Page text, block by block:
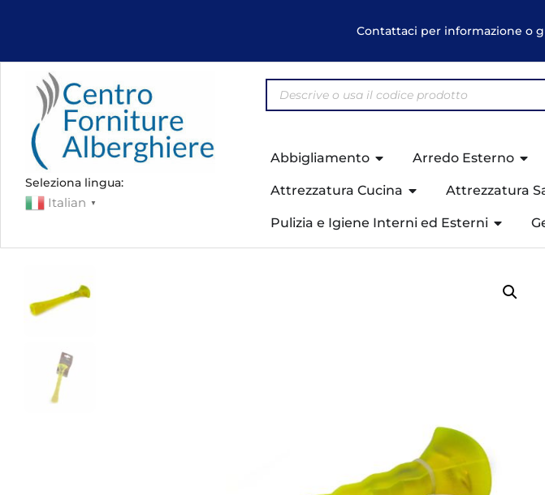
Contattaci per informazione o
Seleziona lingua:
Italian ▼
Abbigliamento Arredo Esterno
Attrezzatura Cucina Attrezzatura
Pulizia e Igiene Interni ed Esterni